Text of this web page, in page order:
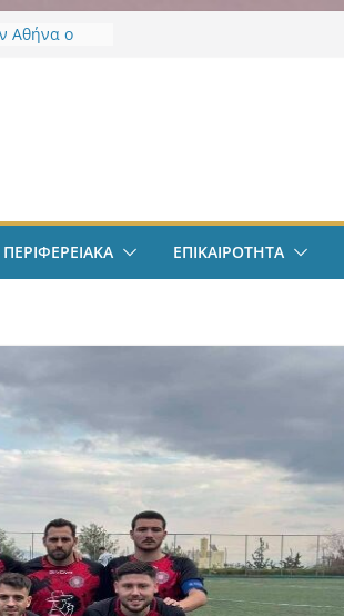
Αθήνα ο
Ευρώπη
Ανδρέου,
ΠΕΡΙΦΕΡΕΙΑΚΑ ΕΠΙΚΑΙΡΟΤΗΤΑ